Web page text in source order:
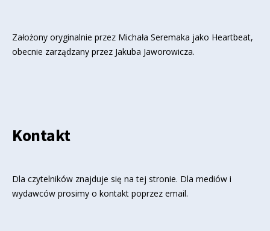
Założony oryginalnie przez Michała Seremaka jako Heartbeat,
obecnie zarządzany przez Jakuba Jaworowicza.
Kontakt
Dla czytelników znajduje się na tej stronie. Dla mediów i
wydawców prosimy o kontakt poprzez email.